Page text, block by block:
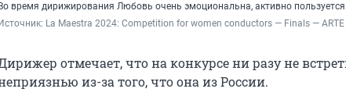
Во время дирижирования Любовь очень эмоциональна, активно
Источник: La Maestra 2024: Competition for women conductors — Finals —
отмечает, что на конкурсе ни разу не
из-за того, что она из России.